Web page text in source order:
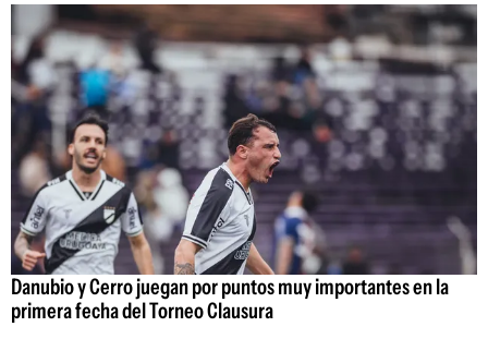
Danubio y Cerro juegan por puntos muy importantes en la
primera fecha del Torneo Clausura